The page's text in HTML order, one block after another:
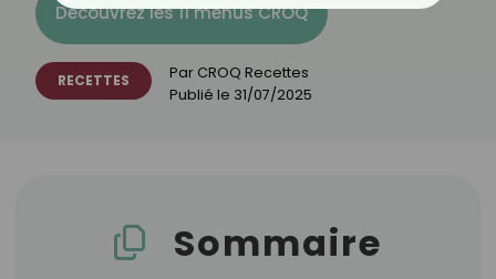
Découvrez les 11 menus CROQ
RECETTES Par CROQ Recettes
Publié le 31/07/2025
Sommaire